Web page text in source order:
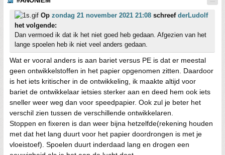
Op zondag 21 november 2021 21:08 schreef derLudolf
het volgende:
Dan vermoed ik dat ik het niet goed heb gedaan. Afgezien van het
lange spoelen heb ik niet veel anders gedaan.
Wat er vooral anders is aan bariet versus PE is dat er meestal
geen ontwikkelstoffen in het papier opgenomen zitten. Daardoor
is het iets kritischer in de ontwikkeling, ik maakte altijd voor
bariet de ontwikkelaar ietsies sterker aan en deed hem ook iets
sneller weer weg dan voor speedpapier. Ook zul je beter het
verschil zien tussen de verschillende ontwikkelaren.
Stoppen en fixeren is dan weer bijna hetzelfde(rekening houden
met dat het lang duurt voor het papier doordrongen is met je
vloeistoef). Spoelen duurt inderdaad lang en drogen een